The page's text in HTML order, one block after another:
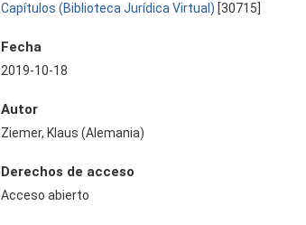
Capítulos (Biblioteca Jurídica Virtual) [30715]
Fecha
2019-10-18
Autor
Ziemer, Klaus (Alemania)
Derechos de acceso
Acceso abierto